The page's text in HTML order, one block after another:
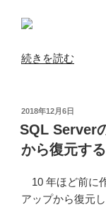
“EXCEL
イ
ン
E2D3
を
ン
続きを読む
投
稿
日:
2018年12月6日
SQL Server
から復元する
10 年ほど前に
アップから復元